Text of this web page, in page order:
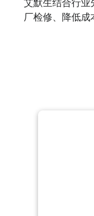
厂检修、降低成